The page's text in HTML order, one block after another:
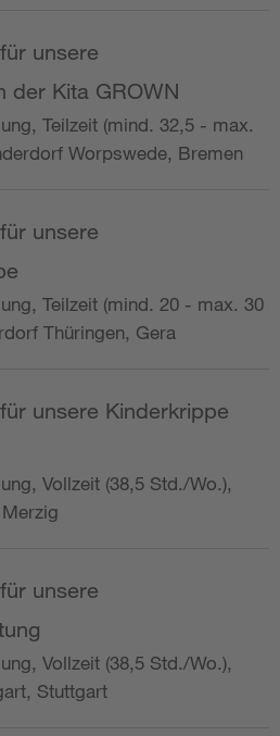
unsere
der Kita GROWN
Teilzeit (mind. 32,5 - max.
Worpswede, Bremen
unsere
Teilzeit (mind. 20 - max. 30
Thüringen, Gera
unsere Kinderkrippe
Vollzeit (38,5 Std./Wo.),
unsere
Vollzeit (38,5 Std./Wo.),
Stuttgart